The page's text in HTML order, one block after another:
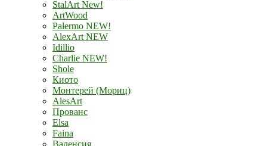
StalArt New!
ArtWood
Palermo NEW!
AlexArt NEW
Idillio
Charlie NEW!
Shole
Киото
Монтерей (Мориц)
AlesArt
Прованс
Elsa
Faina
Валенсия